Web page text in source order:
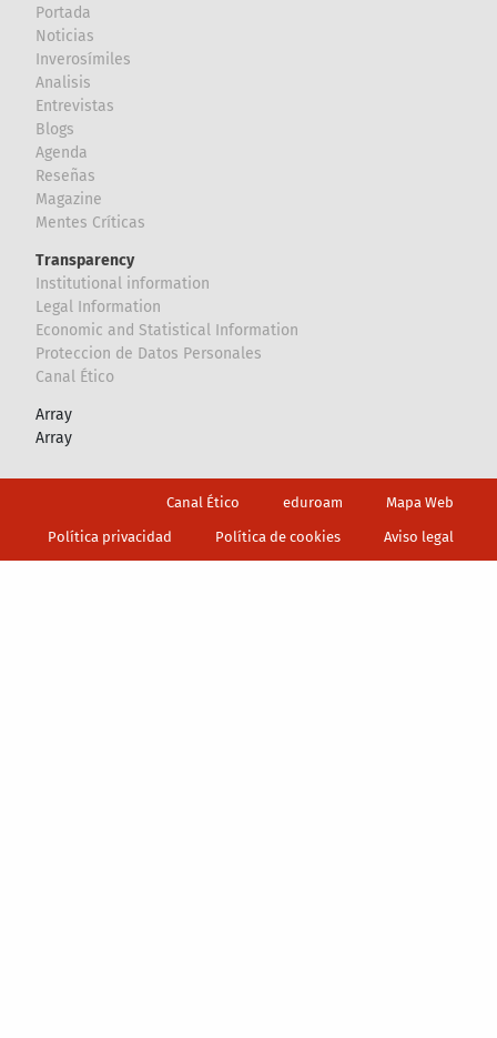
Portada
Noticias
Inverosímiles
Analisis
Entrevistas
Blogs
Agenda
Reseñas
Magazine
Mentes Críticas
Transparency
Institutional information
Legal Information
Economic and Statistical Information
Proteccion de Datos Personales
Canal Ético
Array
Array
Canal Ético eduroam Mapa Web
Política privacidad Política de cookies Aviso legal